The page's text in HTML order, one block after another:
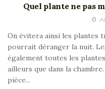
Quel plante ne pas
On évitera ainsi les plantes
pourrait déranger la nuit.
également toutes les
ailleurs que dans la
pièce...